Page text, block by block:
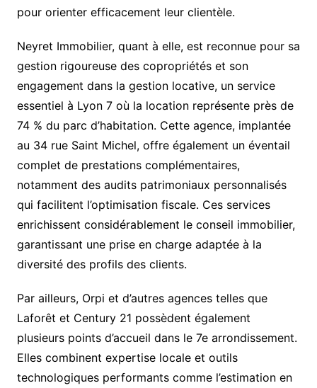
pour orienter efficacement leur clientèle.
Neyret Immobilier, quant à elle, est reconnue pour sa
gestion rigoureuse des copropriétés et son
engagement dans la gestion locative, un service
essentiel à Lyon 7 où la location représente près de
74 % du parc d’habitation. Cette agence, implantée
au 34 rue Saint Michel, offre également un éventail
complet de prestations complémentaires,
notamment des audits patrimoniaux personnalisés
qui facilitent l’optimisation fiscale. Ces services
enrichissent considérablement le conseil immobilier,
garantissant une prise en charge adaptée à la
diversité des profils des clients.
Par ailleurs, Orpi et d’autres agences telles que
Laforêt et Century 21 possèdent également
plusieurs points d’accueil dans le 7e arrondissement.
Elles combinent expertise locale et outils
technologiques performants comme l’estimation en